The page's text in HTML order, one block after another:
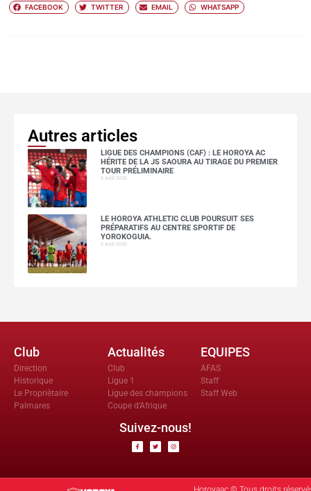
FACEBOOK TWITTER EMAIL WHATSAPP
Autres articles
LIGUE DES CHAMPIONS (CAF) : LE HOROYA AC
HÉRITE DE LA JS SAOURA AU TIRAGE DU PREMIER
TOUR PRÉLIMINAIRE
6 août 2026
LE HOROYA ATHLETIC CLUB POURSUIT SES
PRÉPARATIFS AU CENTRE SPORTIF DE
YOROKOGUIA.
6 août 2026
Club
Direction
Historique
Le Propriètaire
Palmares
Actualités
Club
Ligue 1
Ligue des champions
Coupe d'Afrique
EQUIPES
AFAS
Staff
Staff Web
Suivez-nous!